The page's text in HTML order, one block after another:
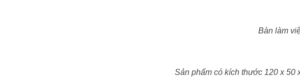
Bàn làm
Sản phẩm có kích thước 120 x 50